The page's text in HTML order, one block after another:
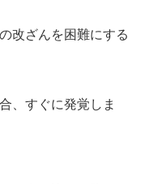
改ざんを困難にする
、すぐに発覚しま